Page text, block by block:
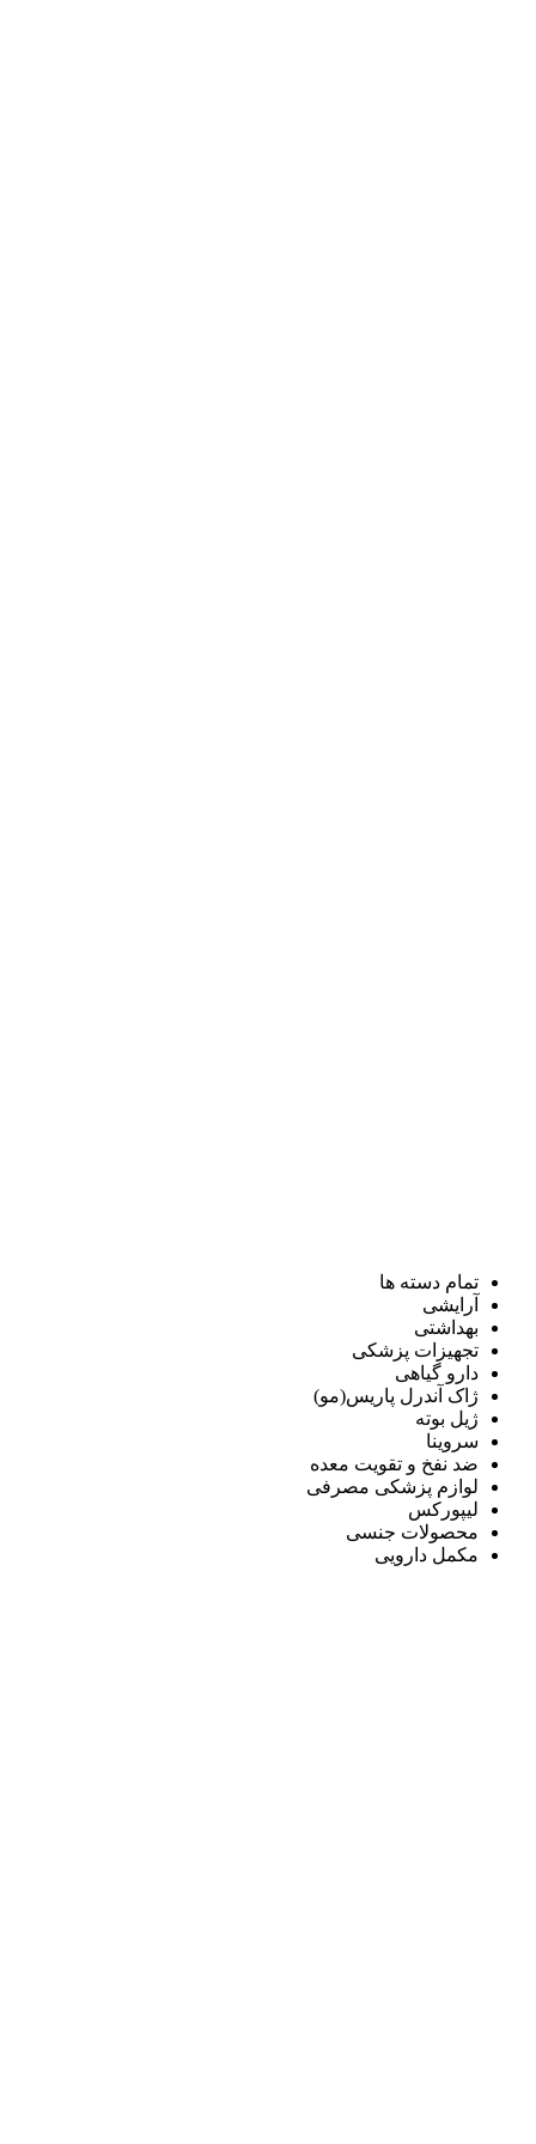
تمام دسته ها
آرایشی
بهداشتی
تجهیزات پزشکی
دارو گیاهی
ژاک آندرل پاریس(مو)
ژیل بوته
سروینا
ضد نفخ و تقویت معده
لوازم پزشکی مصرفی
لیپورکس
محصولات جنسی
مکمل دارویی